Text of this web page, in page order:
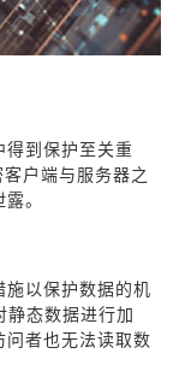
到保护至关重
户端与服务器之
。
以保护数据的机
态数据进行加
者也无法读取数